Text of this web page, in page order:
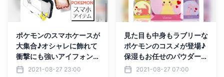
ポケモンのスマホケースが
大集合♪オシャレに飾れて
衝撃にも強いアイフォンケ
ースたち2021-08-27 23:00
見た目も中身もラブリーな
ポケモンのコスメが登場♪
保湿もお任せのパウダー＆
リップクリーム
2021-08-27 07:00